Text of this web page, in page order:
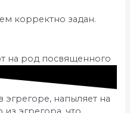
корректно задан.
напыляет на